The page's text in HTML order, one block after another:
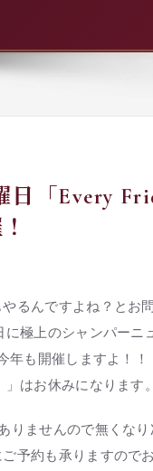
日「Every
るんですよね？とお
極上のシャンパーニ
年も開催しますよ！！
はお休みになります。
りませんので無くな
予約も承りますので